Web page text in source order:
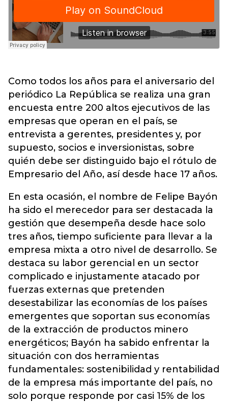
Como todos los años para el aniversario del
periódico La República se realiza una gran
encuesta entre 200 altos ejecutivos de las
empresas que operan en el país, se
entrevista a gerentes, presidentes y, por
supuesto, socios e inversionistas, sobre
quién debe ser distinguido bajo el rótulo de
Empresario del Año, así desde hace 17 años.
En esta ocasión, el nombre de Felipe Bayón
ha sido el merecedor para ser destacada la
gestión que desempeña desde hace solo
tres años, tiempo suficiente para llevar a la
empresa mixta a otro nivel de desarrollo. Se
destaca su labor gerencial en un sector
complicado e injustamente atacado por
fuerzas externas que pretenden
desestabilizar las economías de los países
emergentes que soportan sus economías
de la extracción de productos minero
energéticos; Bayón ha sabido enfrentar la
situación con dos herramientas
fundamentales: sostenibilidad y rentabilidad
de la empresa más importante del país, no
solo porque responde por casi 15% de los